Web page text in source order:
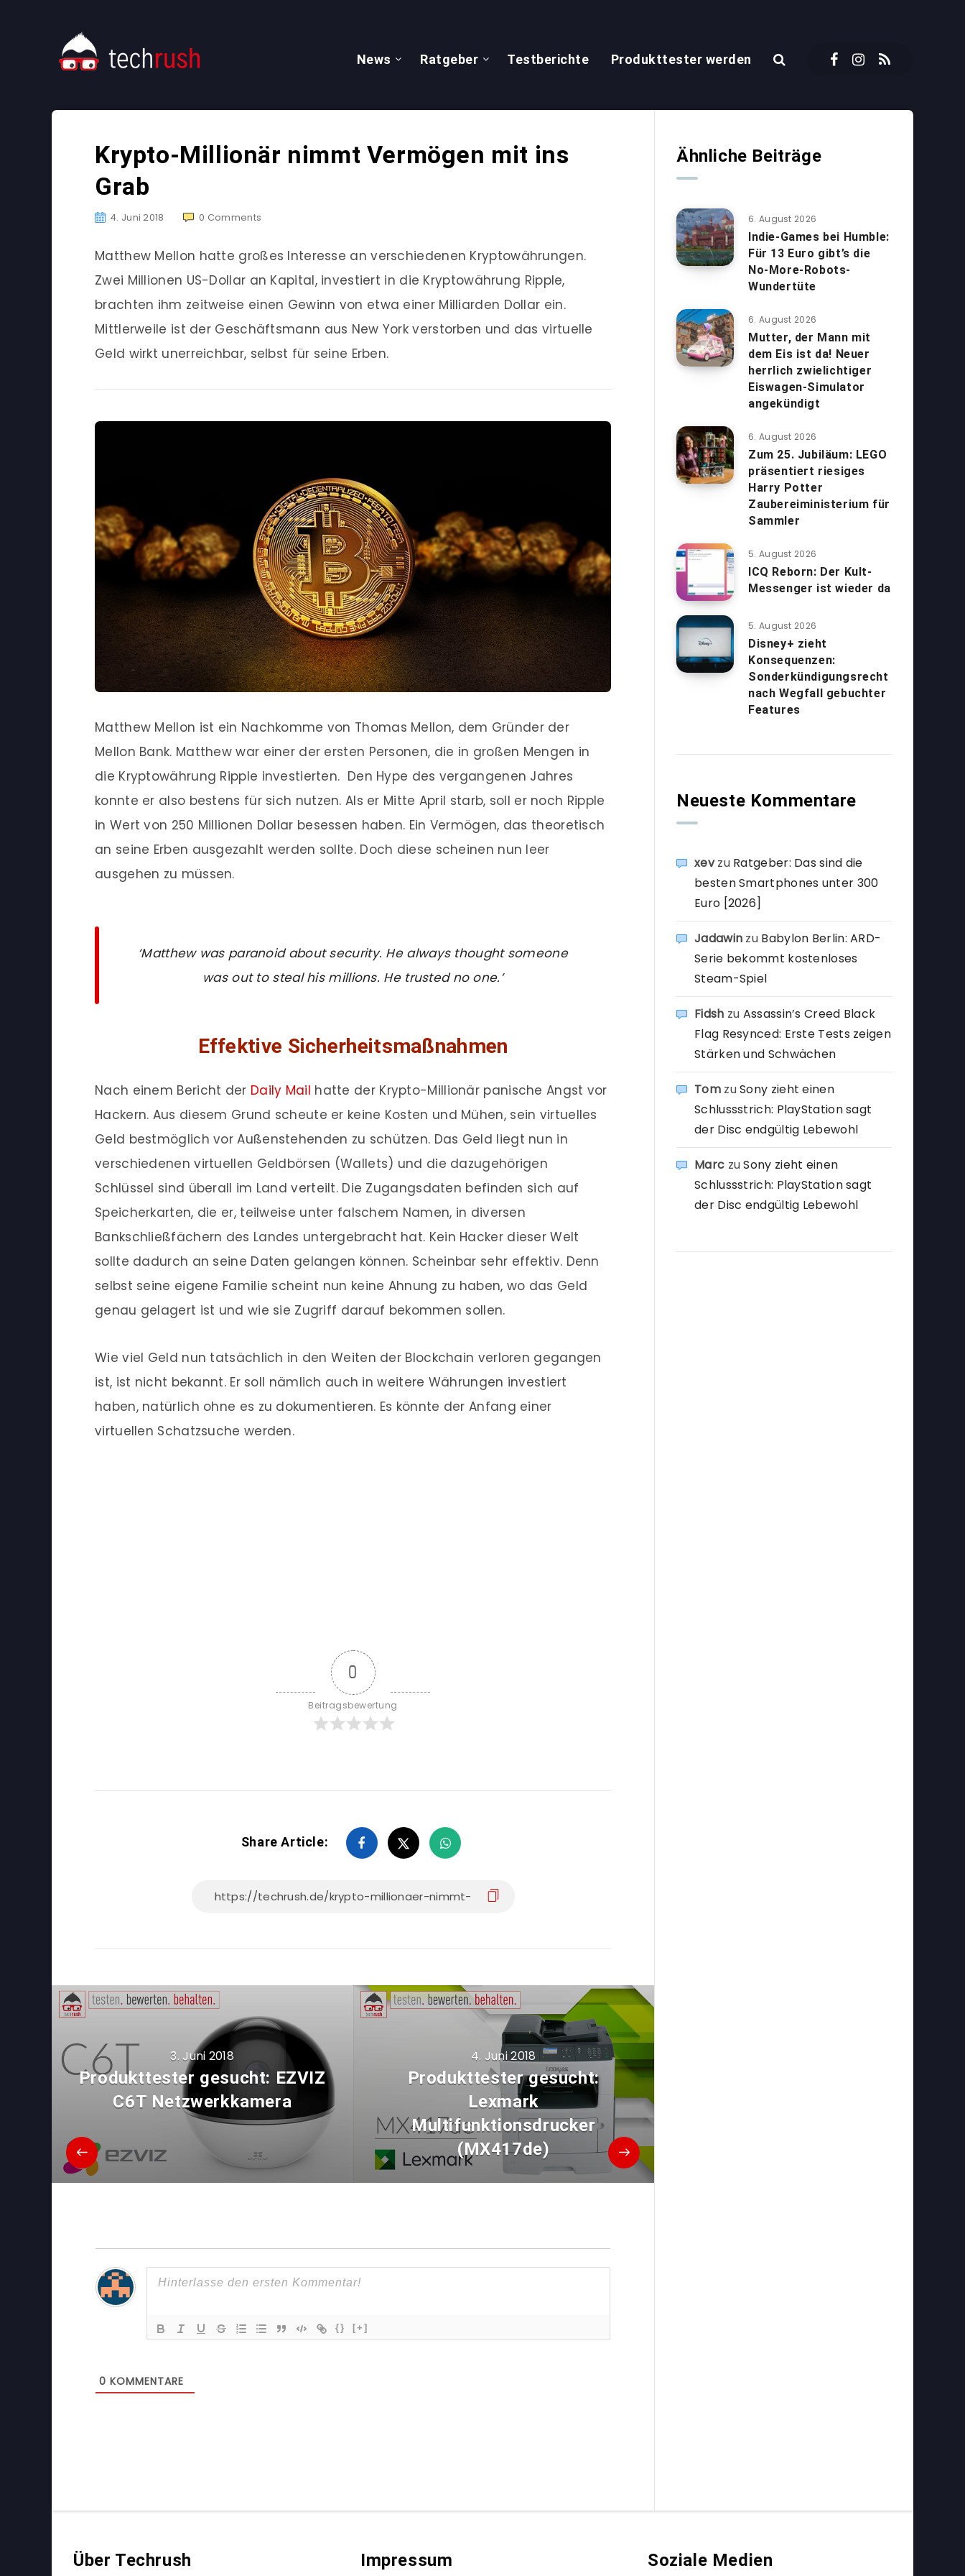
News Ratgeber Testberichte Produkttester werden
Krypto-Millionär nimmt Vermögen mit ins
Grab
4. Juni 2018 0 Comments
Matthew Mellon hatte großes Interesse an verschiedenen Kryptowährungen.
Zwei Millionen US-Dollar an Kapital, investiert in die Kryptowährung Ripple,
brachten ihm zeitweise einen Gewinn von etwa einer Milliarden Dollar ein.
Mittlerweile ist der Geschäftsmann aus New York verstorben und das virtuelle
Geld wirkt unerreichbar, selbst für seine Erben.
Matthew Mellon ist ein Nachkomme von Thomas Mellon, dem Gründer der
Mellon Bank. Matthew war einer der ersten Personen, die in großen Mengen in
die Kryptowährung Ripple investierten. Den Hype des vergangenen Jahres
konnte er also bestens für sich nutzen. Als er Mitte April starb, soll er noch Ripple
in Wert von 250 Millionen Dollar besessen haben. Ein Vermögen, das theoretisch
an seine Erben ausgezahlt werden sollte. Doch diese scheinen nun leer
ausgehen zu müssen.
‘Matthew was paranoid about security. He always thought someone
was out to steal his millions. He trusted no one.’
Effektive Sicherheitsmaßnahmen
Nach einem Bericht der Daily Mail hatte der Krypto-Millionär panische Angst vor
Hackern. Aus diesem Grund scheute er keine Kosten und Mühen, sein virtuelles
Geld bestmöglich vor Außenstehenden zu schützen. Das Geld liegt nun in
verschiedenen virtuellen Geldbörsen (Wallets) und die dazugehörigen
Schlüssel sind überall im Land verteilt. Die Zugangsdaten befinden sich auf
Speicherkarten, die er, teilweise unter falschem Namen, in diversen
Bankschließfächern des Landes untergebracht hat. Kein Hacker dieser Welt
sollte dadurch an seine Daten gelangen können. Scheinbar sehr effektiv. Denn
selbst seine eigene Familie scheint nun keine Ahnung zu haben, wo das Geld
genau gelagert ist und wie sie Zugriff darauf bekommen sollen.
Wie viel Geld nun tatsächlich in den Weiten der Blockchain verloren gegangen
ist, ist nicht bekannt. Er soll nämlich auch in weitere Währungen investiert
haben, natürlich ohne es zu dokumentieren. Es könnte der Anfang einer
virtuellen Schatzsuche werden.
0
Beitragsbewertung
Share Article:
3. Juni 2018
Produkttester gesucht: EZVIZ
C6T Netzwerkkamera
4. Juni 2018
Produkttester gesucht:
Lexmark
Multifunktionsdrucker
(MX417de)
{} [+]
0 KOMMENTARE
Ähnliche Beiträge
6. August 2026
Indie-Games bei Humble:
Für 13 Euro gibt’s die
No-More-Robots-
Wundertüte
6. August 2026
Mutter, der Mann mit
dem Eis ist da! Neuer
herrlich zwielichtiger
Eiswagen-Simulator
angekündigt
6. August 2026
Zum 25. Jubiläum: LEGO
präsentiert riesiges
Harry Potter
Zaubereiministerium für
Sammler
5. August 2026
ICQ Reborn: Der Kult-
Messenger ist wieder da
5. August 2026
Disney+ zieht
Konsequenzen:
Sonderkündigungsrecht
nach Wegfall gebuchter
Features
Neueste Kommentare
xevzu Ratgeber: Das sind die
besten Smartphones unter 300
Euro [2026]
Jadawin zu Babylon Berlin: ARD-
Serie bekommt kostenloses
Steam-Spiel
Fidsh zu Assassin’s Creed Black
Flag Resynced: Erste Tests zeigen
Stärken und Schwächen
TomzuSony zieht einen
Schlussstrich: PlayStation sagt
der Disc endgültig Lebewohl
Marc zuSony zieht einen
Schlussstrich: PlayStation sagt
der Disc endgültig Lebewohl
Über Techrush Impressum Soziale Medien